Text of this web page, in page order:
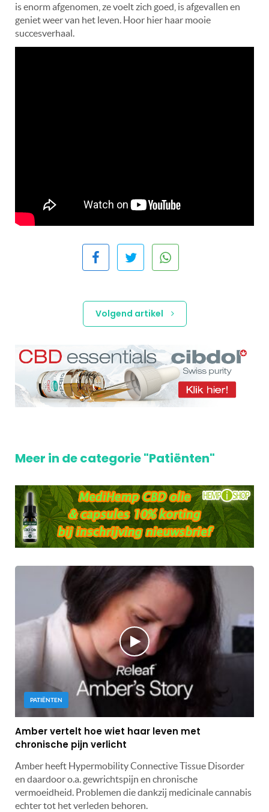
is enorm afgenomen, ze voelt zich goed, is afgevallen en
geniet weer van het leven. Hoor hier haar mooie
succesverhaal.
Volgend artikel
Meer in de categorie "Patiënten"
PATIËNTEN
Amber vertelt hoe wiet haar leven met
chronische pijn verlicht
Amber heeft Hypermobility Connective Tissue Disorder
en daardoor o.a. gewrichtspijn en chronische
vermoeidheid. Problemen die dankzij medicinale cannabis
echter tot het verleden behoren.